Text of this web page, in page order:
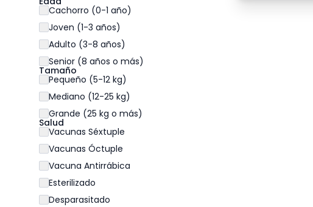
Cachorro (0-1 año)
Joven (1-3 años)
Adulto (3-8 años)
Senior (8 años o más)
Tamaño
Pequeño (5-12 kg)
Mediano (12-25 kg)
Grande (25 kg o más)
Salud
Vacunas Séxtuple
Vacunas Óctuple
Vacuna Antirrábica
Esterilizado
Desparasitado